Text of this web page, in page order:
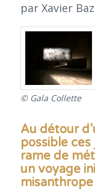
par Xavier
© Gala Collette
Au détour
possible
rame de
un voyage
misanthrope